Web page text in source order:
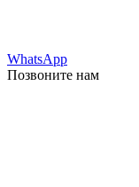
WhatsApp
Позвоните нам